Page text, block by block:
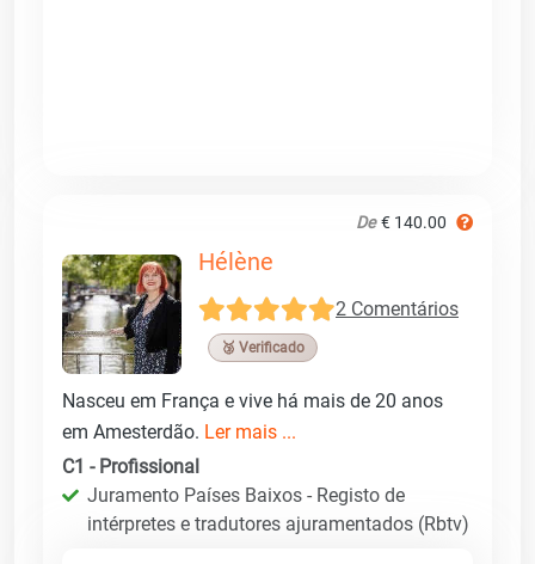
De € 140.00
Hélène
2 Comentários
🥉 Verificado
Nasceu em França e vive há mais de 20 anos
em Amesterdão. Ler mais ...
C1 - Profissional
Juramento Países Baixos - Registo de
intérpretes e tradutores ajuramentados (Rbtv)